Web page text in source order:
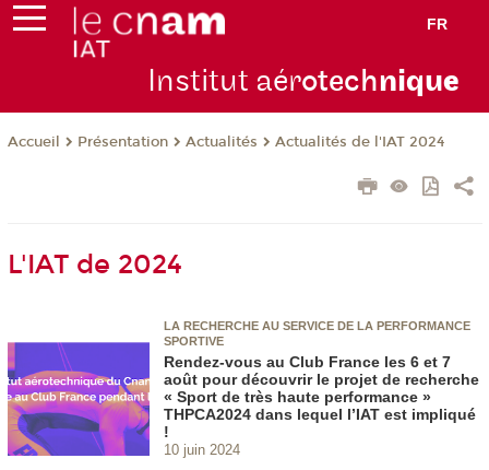
FR
Institut aérotechnique
Accueil Présentation Actualités Actualités de l'IAT 2024
L'IAT de 2024
LA RECHERCHE AU SERVICE DE LA PERFORMANCE
SPORTIVE
Rendez-vous au Club France les 6 et 7
août pour découvrir le projet de recherche
« Sport de très haute performance »
THPCA2024 dans lequel l’IAT est impliqué
!
10 juin 2024